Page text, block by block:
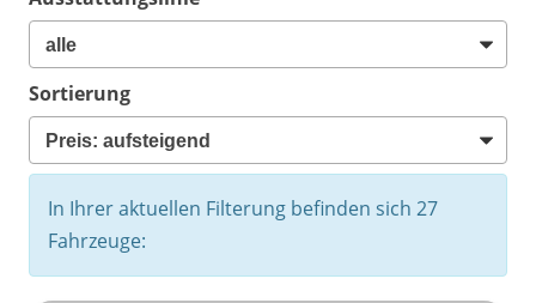
Sortierung
In Ihrer aktuellen Filterung befinden sich 27
Fahrzeuge: